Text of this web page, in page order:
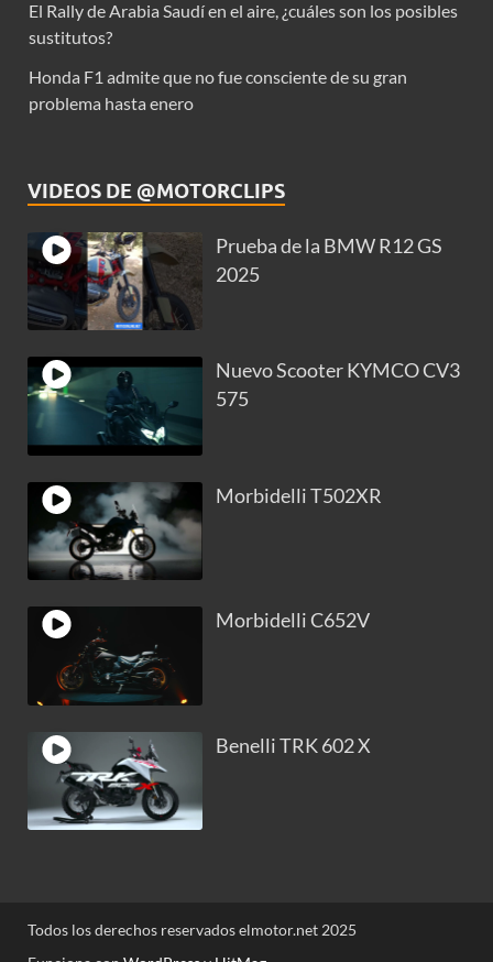
El Rally de Arabia Saudí en el aire, ¿cuáles son los posibles
sustitutos?
Honda F1 admite que no fue consciente de su gran
problema hasta enero
VIDEOS DE @MOTORCLIPS
Prueba de la BMW R12 GS
2025
Nuevo Scooter KYMCO CV3
575
Morbidelli T502XR
Morbidelli C652V
Benelli TRK 602 X
Todos los derechos reservados elmotor.net 2025